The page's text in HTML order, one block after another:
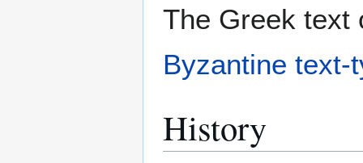
The Greek text
Byzantine text-
History